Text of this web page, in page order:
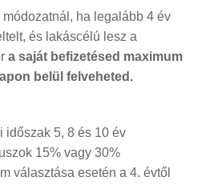
módozatnál, ha legalább 4 év
és lakáscélú lesz a
a saját befizetésed maximum
belül felveheted.
időszak 5, 8 és 10 év
15% vagy 30%
választása esetén a 4. évtől